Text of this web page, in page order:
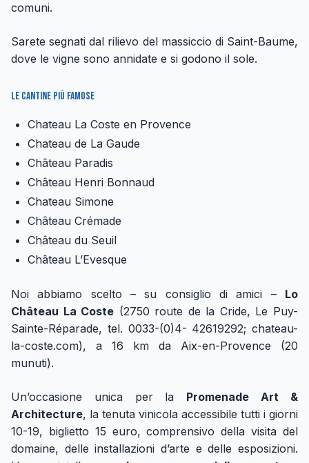
comuni.
Sarete segnati dal rilievo del massiccio di Saint-Baume,
dove le vigne sono annidate e si godono il sole.
Le cantine più famose
Chateau La Coste en Provence
Chateau de La Gaude
Château Paradis
Château Henri Bonnaud
Chateau Simone
Château Crémade
Château du Seuil
Château L’Evesque
Noi abbiamo scelto – su consiglio di amici – Lo
Château La Coste (2750 route de la Cride, Le Puy-
Sainte-Réparade, tel. 0033-(0)4- 42619292; chateau-
la-coste.com), a 16 km da Aix-en-Provence (20
munuti).
Un’occasione unica per la Promenade Art &
Architecture, la tenuta vinicola accessibile tutti i giorni
10-19, biglietto 15 euro, comprensivo della visita del
domaine, delle installazioni d’arte e delle esposizioni.